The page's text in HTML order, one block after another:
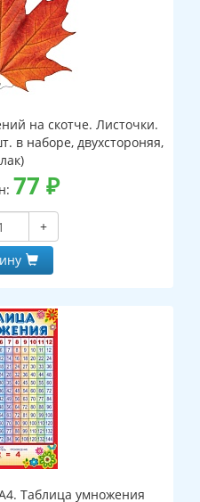
на скотче. Листочки.
в наборе, двухстороняя,
77 ₽
+
Таблица умножения